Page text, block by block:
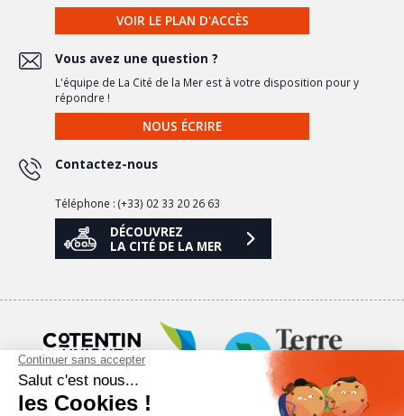
VOIR LE PLAN D'ACCÈS
Vous avez une question ?
L'équipe de La Cité de la Mer est à votre disposition pour y
répondre !
NOUS ÉCRIRE
Contactez-nous
Téléphone : (+33) 02 33 20 26 63
DÉCOUVREZ
LA CITÉ DE LA MER